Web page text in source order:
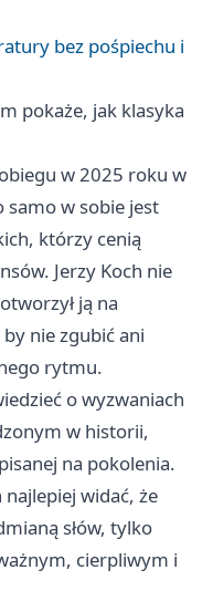
bez pośpiechu i
pokaże, jak klasyka
w 2025 roku w
w sobie jest
którzy cenią
Jerzy Koch nie
ją na
nie zgubić ani
rytmu.
o wyzwaniach
w historii,
na pokolenia.
widać, że
słów, tylko
cierpliwym i